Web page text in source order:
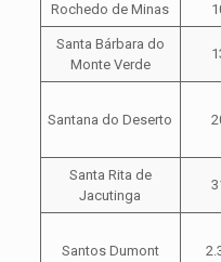
Rochedo de Minas
Santa Bárbara do
Monte Verde
Santana do Deserto
Santa Rita de
Jacutinga
Santos Dumont